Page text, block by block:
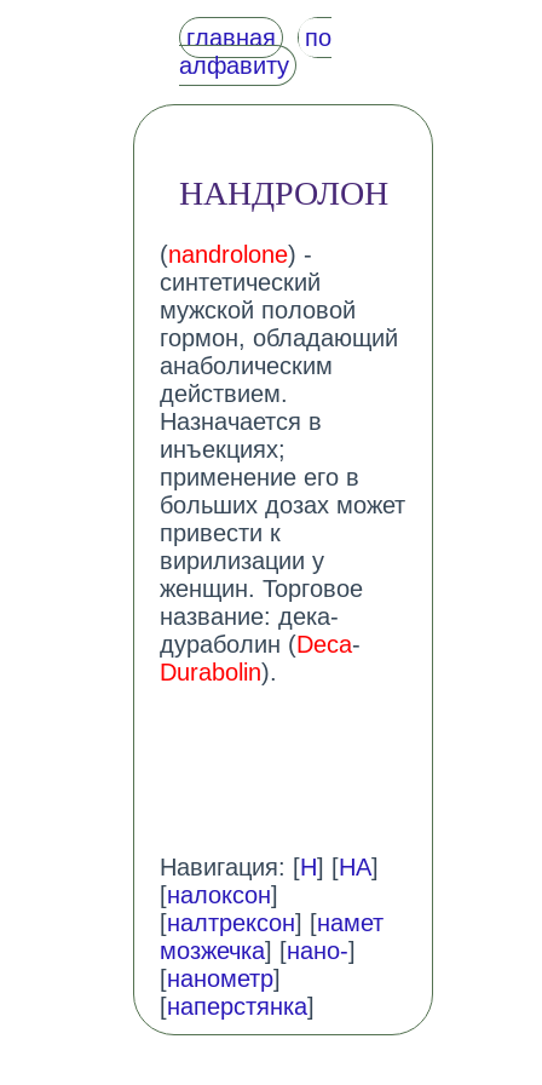
главная
по
алфавиту
НАНДРОЛОН
(nandrolone) -
синтетический
мужской половой
гормон, обладающий
анаболическим
действием.
Назначается в
инъекциях;
применение его в
больших дозах может
привести к
вирилизации у
женщин. Торговое
название: дека-
дураболин (Deca-
Durabolin).
Навигация: [Н] [НА]
[налоксон]
[налтрексон] [намет
мозжечка] [нано-]
[нанометр]
[наперстянка]